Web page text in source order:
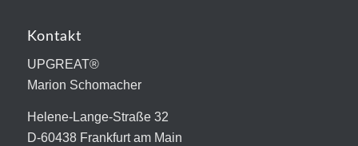
Kontakt
UPGREAT®
Marion Schomacher
Helene-Lange-Straße 32
D-60438 Frankfurt am Main